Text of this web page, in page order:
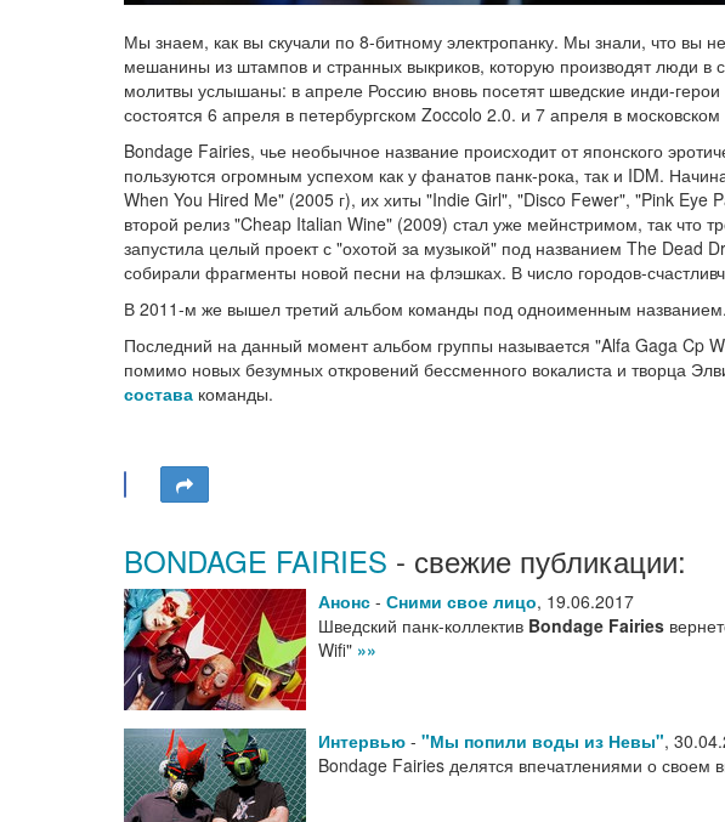
Мы знаем, как вы скучали по 8-битному электропанку. Мы знали, что вы
мешанины из штампов и странных выкриков, которую производят люди
молитвы услышаны: в апреле Россию вновь посетят шведские инди-герои
состоятся 6 апреля в петербургском Zoccolo 2.0. и 7 апреля в
Bondage Fairies, чье необычное название происходит от японского
пользуются огромным успехом как у фанатов панк-рока, так и IDM.
When You Hired Me" (2005 г), их хиты "Indie Girl", "Disco Fewer", "Pink Eye
второй релиз "Cheap Italian Wine" (2009) стал уже мейнстримом, так что
запустила целый проект с "охотой за музыкой" под названием The Dead
собирали фрагменты новой песни на флэшках. В число городов-
В 2011-м же вышел третий альбом команды под одноименным названием.
Последний на данный момент альбом группы называется "Alfa Gaga Cp
помимо новых безумных откровений бессменного вокалиста и творца
состава команды.
BONDAGE FAIRIES - свежие публикации:
Анонс - Сними свое лицо, 19.06.2017
Шведский панк-коллектив Bondage Fairies
Wifi" »»
Интервью - "Мы попили воды из Невы",
Bondage Fairies делятся впечатлениями о своем